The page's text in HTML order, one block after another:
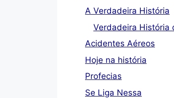
A Verdadeira História
Verdadeira História
Acidentes Aéreos
Hoje na história
Profecias
Se Liga Nessa